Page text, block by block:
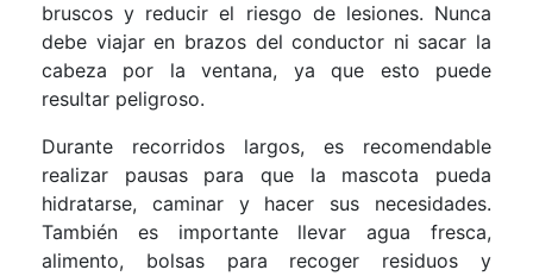
bruscos y reducir el riesgo de lesiones. Nunca
debe viajar en brazos del conductor ni sacar la
cabeza por la ventana, ya que esto puede
resultar peligroso.
Durante recorridos largos, es recomendable
realizar pausas para que la mascota pueda
hidratarse, caminar y hacer sus necesidades.
También es importante llevar agua fresca,
alimento, bolsas para recoger residuos y